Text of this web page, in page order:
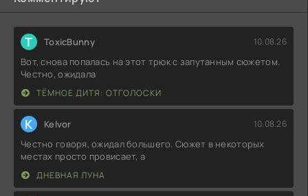
T ToxicBunny 10.08.26
Вот, снова попалась на этот трюк с запутанным сюжетом.
Честно, ожидала
ТЁМНОЕ ДИТЯ: ОТГОЛОСКИ
K Kelvor 10.08.26
Честно говоря, ожидал большего. Сюжет в некоторых
местах просто провисает, а
ДНЕВНАЯ ЛУНА